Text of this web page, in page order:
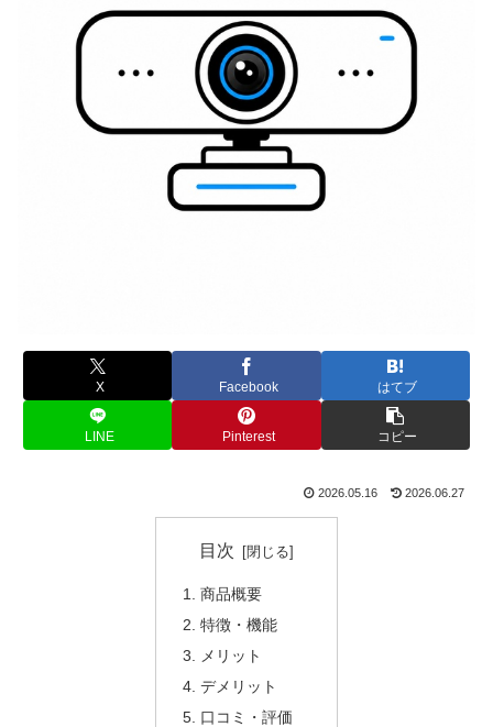
X Facebook はてブ
LINE Pinterest コピー
2026.05.16 2026.06.27
目次
商品概要
特徴・機能
メリット
デメリット
口コミ・評価